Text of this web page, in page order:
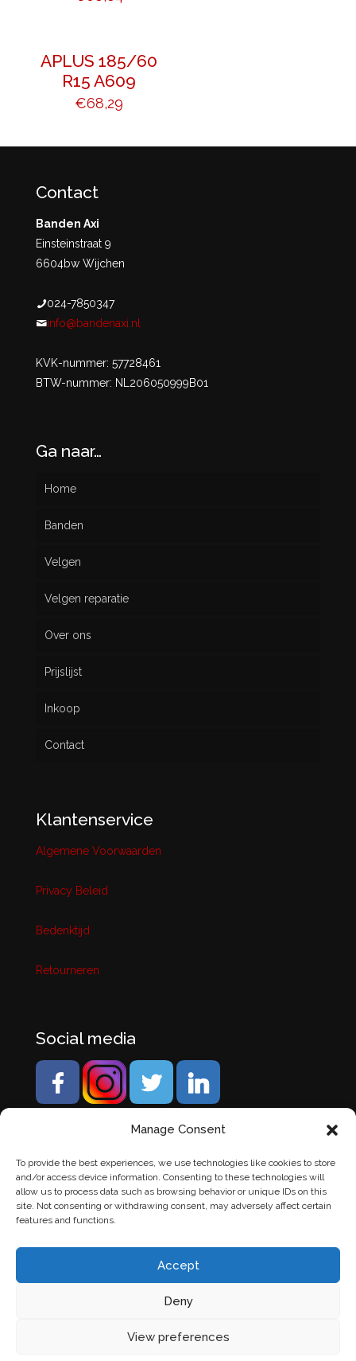
Manage Consent
To provide the best experiences, we use technologies like cookies to store
and/or access device information. Consenting to these technologies will
allow us to process data such as browsing behavior or unique IDs on this
site. Not consenting or withdrawing consent, may adversely affect certain
features and functions.
Accept
Deny
View preferences
APLUS 185/60
R15 A609
€68,29
Contact
Banden Axi
Einsteinstraat 9
6604bw Wijchen
024-7850347
info@bandenaxi.nl
KVK-nummer: 57728461
BTW-nummer: NL206050999B01
Ga naar…
Home
Banden
Nieuw
Gebruikt
Velgen
Velgen reparatie
Over ons
Prijslijst
Inkoop
Contact
Klantenservice
Algemene Voorwaarden
Privacy Beleid
Bedenktijd
Retourneren
Social media
laten makendoor Chuck's